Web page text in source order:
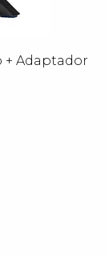
+ Adaptador